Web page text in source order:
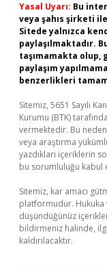
Yasal Uyarı: Bu
veya şahıs şirketi
Sitede yalnızca
paylaşılmaktadır.
taşımamakta olup,
paylaşım
benzerlikleri
Sitemiz, 5651 Sayılı
Kurumu (BTK)
vermektedir. Bu
veya araştırma
yazdıkları içeriklerin
bu sorumluluğu kabul
Sitemiz, kar amacı
platformudur. Hukuka
düşündüğünüz
bildirmeniz halinde,
kaldırılacaktır.